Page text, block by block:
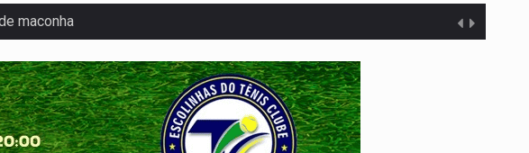
Madeira
criança
e espingardas
BR-364